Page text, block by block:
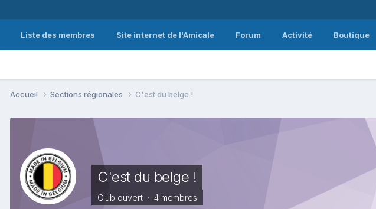
Liste des membres Site internet de l'Amicale Forum Activité Boutique
Accueil Sections régionales C'est du belge !
C'est du belge !
Club ouvert · 4 membres